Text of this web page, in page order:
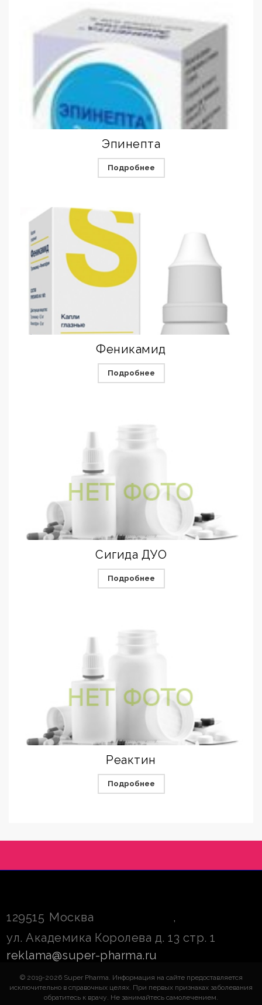
Эпинепта
Подробнее
Феникамид
Подробнее
Сигида ДУО
Подробнее
Реактин
Подробнее
129515 Москва
,
ул. Академика Королева д. 13 стр. 1
reklama@super-pharma.ru
© 2019-2026 Super Pharma. Информация на сайте предоставляется
исключительно в справочных целях. При первых признаках заболевания
обратитесь к врачу. Не занимайтесь самолечением.